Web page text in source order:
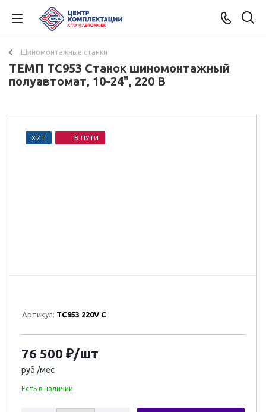
Шиномонтажные станки
ТЕМП TC953 Станок шиномонтажный
полуавтомат, 10-24", 220 В
ХИТ В ПУТИ
Артикул: TC953 220V C
76 500 ₽/шт
руб./мес
Есть в наличии